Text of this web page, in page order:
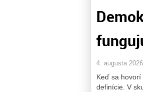
4. augusta
Keď sa hovorí
definície. V